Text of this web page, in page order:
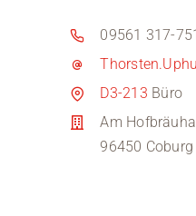
09561 317-751
D3-213 Büro
Am
96450 Coburg